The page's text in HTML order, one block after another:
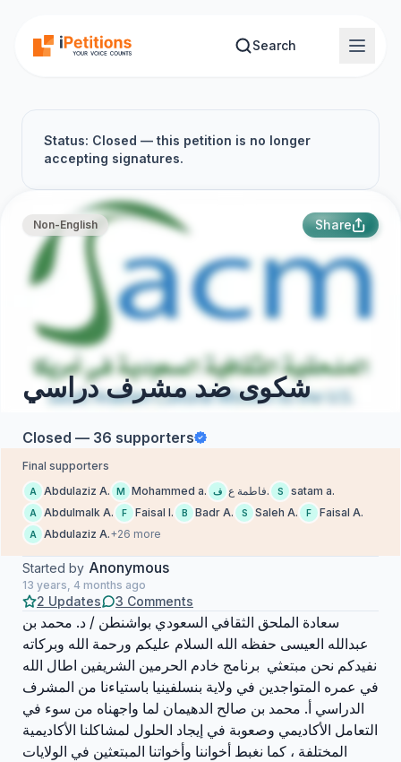
Search
Status: Closed — this petition is no longer
accepting signatures.
Non-English Share
شكوى ضد مشرف دراسي
Closed — 36 supporters
Final supporters
A Abdulaziz A. M Mohammed a. ف فاطمة ع. S satam a.
A Abdulmalk A. F Faisal I. B Badr A. S Saleh A. F Faisal A.
A Abdulaziz A.+26 more
Started by Anonymous
13 years, 4 months ago
2 Updates 3 Comments
سعادة الملحق الثقافي السعودي بواشنطن / د. محمد بن
عبدالله العيسى حفظه الله السلام عليكم ورحمة الله وبركاته
نفيدكم نحن مبتعثي برنامج خادم الحرمين الشريفين اطال الله
في عمره المتواجدين في ولاية بنسلفينيا باستياءنا من المشرف
الدراسي أ. محمد بن صالح الدهيمان لما واجهناه من سوء في
التعامل الأكاديمي وصعوبة في إيجاد الحلول لمشاكلنا الأكاديمية
المختلفة ، كما نغبط أخواننا وأخواتنا المبتعثين في الولايات